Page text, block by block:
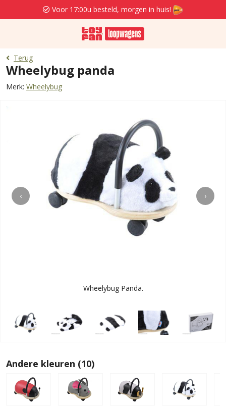
Voor 17:00u besteld, morgen in huis!
Terug
Wheelybug panda
Merk: Wheelybug
‹ ›
Wheelybug Panda.
Andere kleuren (10)